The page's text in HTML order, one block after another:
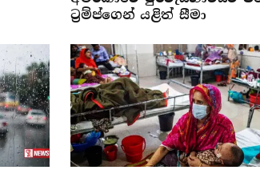
ට්‍රම්ප්ගෙන් යළිත් සීමා